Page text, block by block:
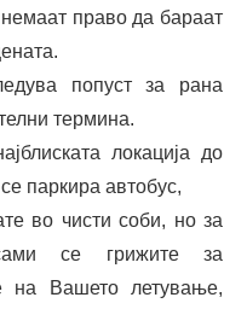
право да бараат
попуст за рана
термина.
локација до
паркира автобус,
во чисти соби, но за
се грижите за
на Вашето летување,